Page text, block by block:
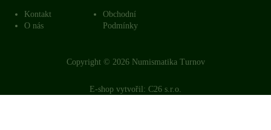
Kontakt
O nás
Obchodní
Podmínky
Copyright © 2026 Numismatika Turnov
E-shop vytvořil: C26 s.r.o.